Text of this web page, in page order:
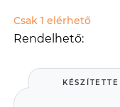
Csak 1 elérhető
Rendelhető:
KÉSZÍTETTE